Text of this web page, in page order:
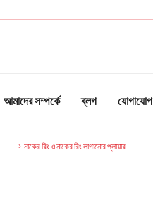
আমাদের সম্পর্কে ব্লগ যোগাযোগ
নাকের রিং ও নাকের রিং লাগানোর প্লায়ার